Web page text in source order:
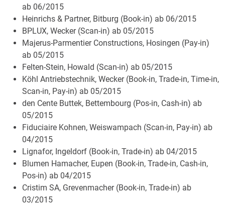
ab 06/2015
Heinrichs & Partner, Bitburg (Book-in) ab 06/2015
BPLUX, Wecker (Scan-in) ab 05/2015
Majerus-Parmentier Constructions, Hosingen (Pay-in)
ab 05/2015
Felten-Stein, Howald (Scan-in) ab 05/2015
Köhl Antriebstechnik, Wecker (Book-in, Trade-in, Time-in,
Scan-in, Pay-in) ab 05/2015
den Cente Buttek, Bettembourg (Pos-in, Cash-in) ab
05/2015
Fiduciaire Kohnen, Weiswampach (Scan-in, Pay-in) ab
04/2015
Lignafor, Ingeldorf (Book-in, Trade-in) ab 04/2015
Blumen Hamacher, Eupen (Book-in, Trade-in, Cash-in,
Pos-in) ab 04/2015
Cristim SA, Grevenmacher (Book-in, Trade-in) ab
03/2015